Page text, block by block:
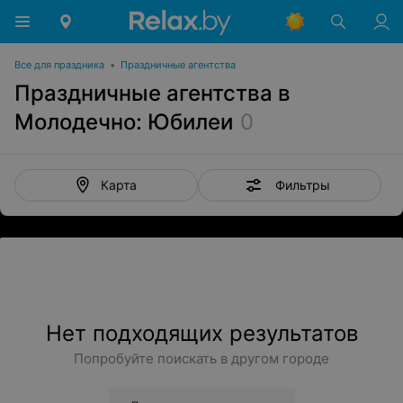
Все для праздника • Праздничные агентства
Праздничные агентства в
Молодечно: Юбилеи 0
Карта Фильтры
Нет подходящих результатов
Попробуйте поискать в другом городе